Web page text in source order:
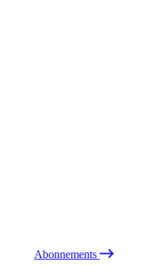
Abonnements